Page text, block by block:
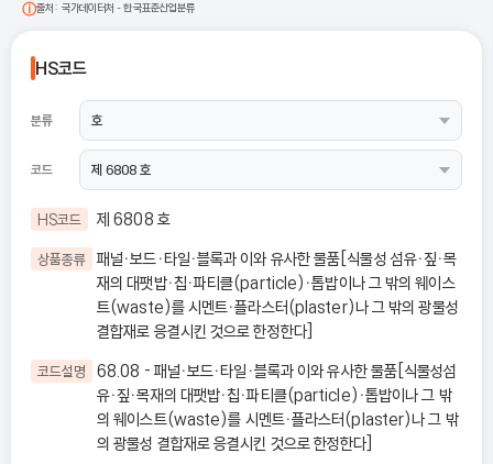
출처: 국가데이터처 - 한국표준산업분류
HS코드
분류
코드
HS코드 제 6808 호
상품종류 패널ㆍ보드ㆍ타일ㆍ블록과 이와 유사한 물품[식물성 섬유ㆍ짚ㆍ목
재의 대팻밥ㆍ칩ㆍ파티클(particle)ㆍ톱밥이나 그 밖의 웨이스
트(waste)를 시멘트ㆍ플라스터(plaster)나 그 밖의 광물성
결합재로 응결시킨 것으로 한정한다]
코드설명
68.08 - 패널ㆍ보드ㆍ타일ㆍ블록과 이와 유사한 물품[식물성섬
유ㆍ짚ㆍ목재의 대팻밥ㆍ칩ㆍ파티클(particle)ㆍ톱밥이나 그 밖
의 웨이스트(waste)를 시멘트ㆍ플라스터(plaster)나 그 밖
의 광물성 결합재로 응결시킨 것으로 한정한다]